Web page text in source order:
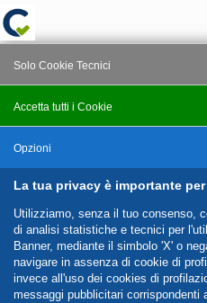
La tua privacy è importante
Utilizziamo, senza il tuo consenso,
di analisi statistiche e tecnici per
Banner, mediante il simbolo 'X' o
navigare in assenza di cookie di
invece all'uso dei cookies di
messaggi pubblicitari corrispondenti
Accetta tutti i Cookie
Solo Cookie Tecnici
Salva
Opzioni
Nascondi Opzioni